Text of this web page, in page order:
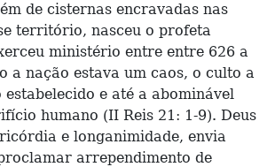
de cisternas encravadas nas
território, nasceu o profeta
ministério entre entre 626 a
a nação estava um caos, o culto a
e até a abominável
humano (II Reis 21: 1-9). Deus
e longanimidade, envia
arrependimento de